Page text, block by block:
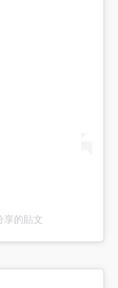
享的貼文